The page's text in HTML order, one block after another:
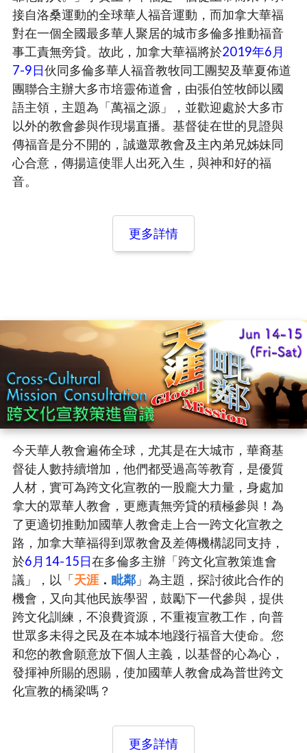
接自洛桑運動的全球華人福音運動，而加拿大華福
對在一個全國最多華人聚居的城市多倫多推動福音
事工責無旁貸。故此，加拿大華福將於2019年6月
7-9日伙同多倫多華人福音教牧同工團契及華夏佈道
團聯合主辦大多市培靈佈道會，由張伯笠牧師以國
語主領，主題為「萬福之源」，並歡迎處於大多市
以外的教會參與作現場直播。基督徒在世的見證與
傳福音是分不開的，誠邀眾教會及主內弟兄姊妹同
心合意，傳揚這使罪人出死入生，與神和好的福
音。
更多詳情
今天華人教會遍佈全球，尤其是在大城市，華裔基
督徒人數持續增加，他們都受過高等教育，是優質
人材，實可為跨文化宣教的一股龐大力量，身處加
拿大的眾華人教會，更應責無旁貸的積極參與！為
了更適切推動加國華人教會走上合一跨文化宣教之
路，加拿大華福得到眾教會及差傳機構認同支持，
於6月14-15日在多倫多主辦「跨文化宣教策進會
議」，以「天涯 ． 毗鄰 」為主題，探討彼此合作的
機會，又向其他民族學習，鼓勵下一代參與，提供
跨文化訓練，不浪費資源，不重複宣教工作，向普
世眾多未得之民及在本城本地踐行福音大使命。您
和您的教會願意放下個人主義，以基督的心為心，
發揮神所賜的恩賜，使加國華人教會成為普世跨文
化宣教的橋梁嗎？
更多詳情